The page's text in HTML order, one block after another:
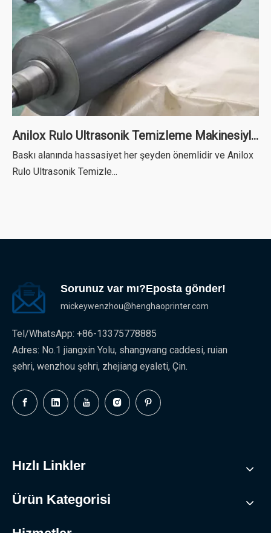
Anilox Rulo Ultrasonik Temizleme Makinesiyle Tanışın: Baskı Hassasiyetini Artırma
Baskı alanında hassasiyet her şeyden önemlidir ve Anilox
Rulo Ultrasonik Temizle...
Sorunuz var mı?Eposta gönder!
mickeywenzhou@henghaoprinter.com
Tel/WhatsApp: +86-13375778885
Adres: No.1 jiangxin Yolu, shangwang caddesi, ruian
şehri, wenzhou şehri, zhejiang eyaleti, Çin.
Hızlı Linkler
Ürün Kategorisi